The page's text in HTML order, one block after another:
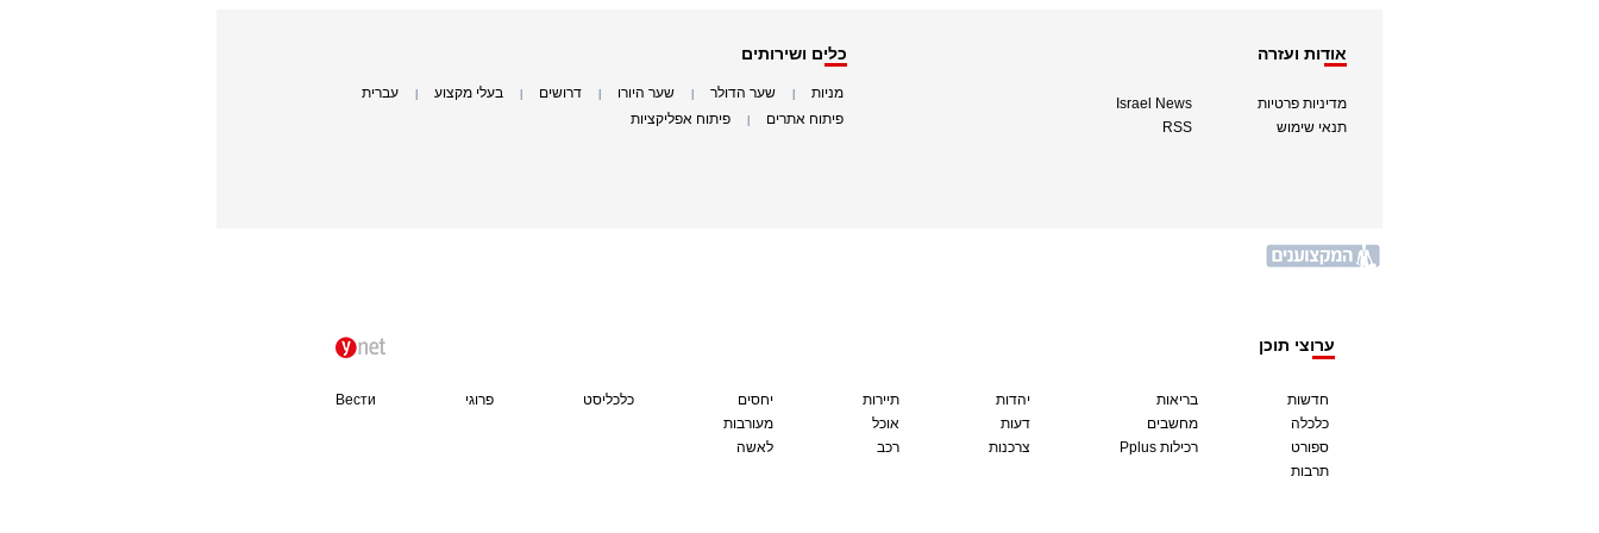
אודות ועזרה
מדיניות פרטיות
תנאי שימוש
Israel News
RSS
כלים ושירותים
מניות שער הדולר שער היורו דרושים בעלי מקצוע עברית
פיתוח אתרים פיתוח אפליקציות
ערוצי תוכן
חדשות
כלכלה
ספורט
תרבות
בריאות
מחשבים
Pplus רכילות
יהדות
דעות
צרכנות
תיירות
אוכל
רכב
יחסים
מעורבות
לאשה
כלכליסט פרוגי Вести